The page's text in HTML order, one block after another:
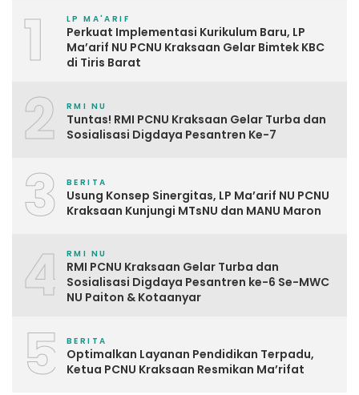
1 LP MA'ARIF
Perkuat Implementasi Kurikulum Baru, LP
Ma’arif NU PCNU Kraksaan Gelar Bimtek KBC
di Tiris Barat
2 RMI NU
Tuntas! RMI PCNU Kraksaan Gelar Turba dan
Sosialisasi Digdaya Pesantren Ke-7
3 BERITA
Usung Konsep Sinergitas, LP Ma’arif NU PCNU
Kraksaan Kunjungi MTsNU dan MANU Maron
4 RMI NU
RMI PCNU Kraksaan Gelar Turba dan
Sosialisasi Digdaya Pesantren ke-6 Se-MWC
NU Paiton & Kotaanyar
5 BERITA
Optimalkan Layanan Pendidikan Terpadu,
Ketua PCNU Kraksaan Resmikan Ma’rifat